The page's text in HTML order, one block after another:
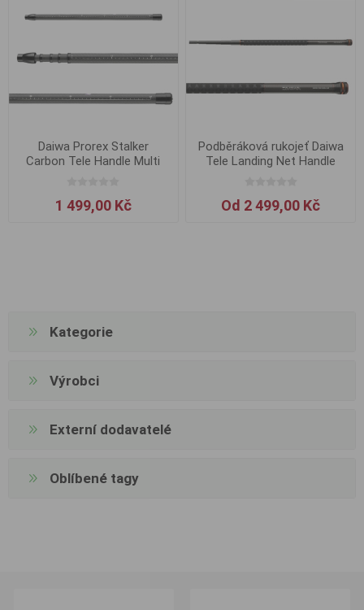
Daiwa Prorex Stalker
Carbon Tele Handle Multi
1 499,00 Kč
Podběráková rukojeť Daiwa
Tele Landing Net Handle
Od 2 499,00 Kč
Kategorie
Výrobci
Externí dodavatelé
Oblíbené tagy